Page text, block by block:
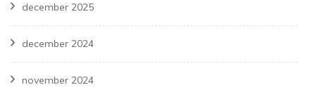
december 2025
december 2024
november 2024